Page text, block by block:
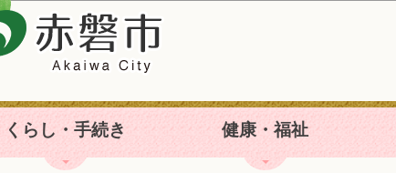
くらし・手続き 健康・福祉